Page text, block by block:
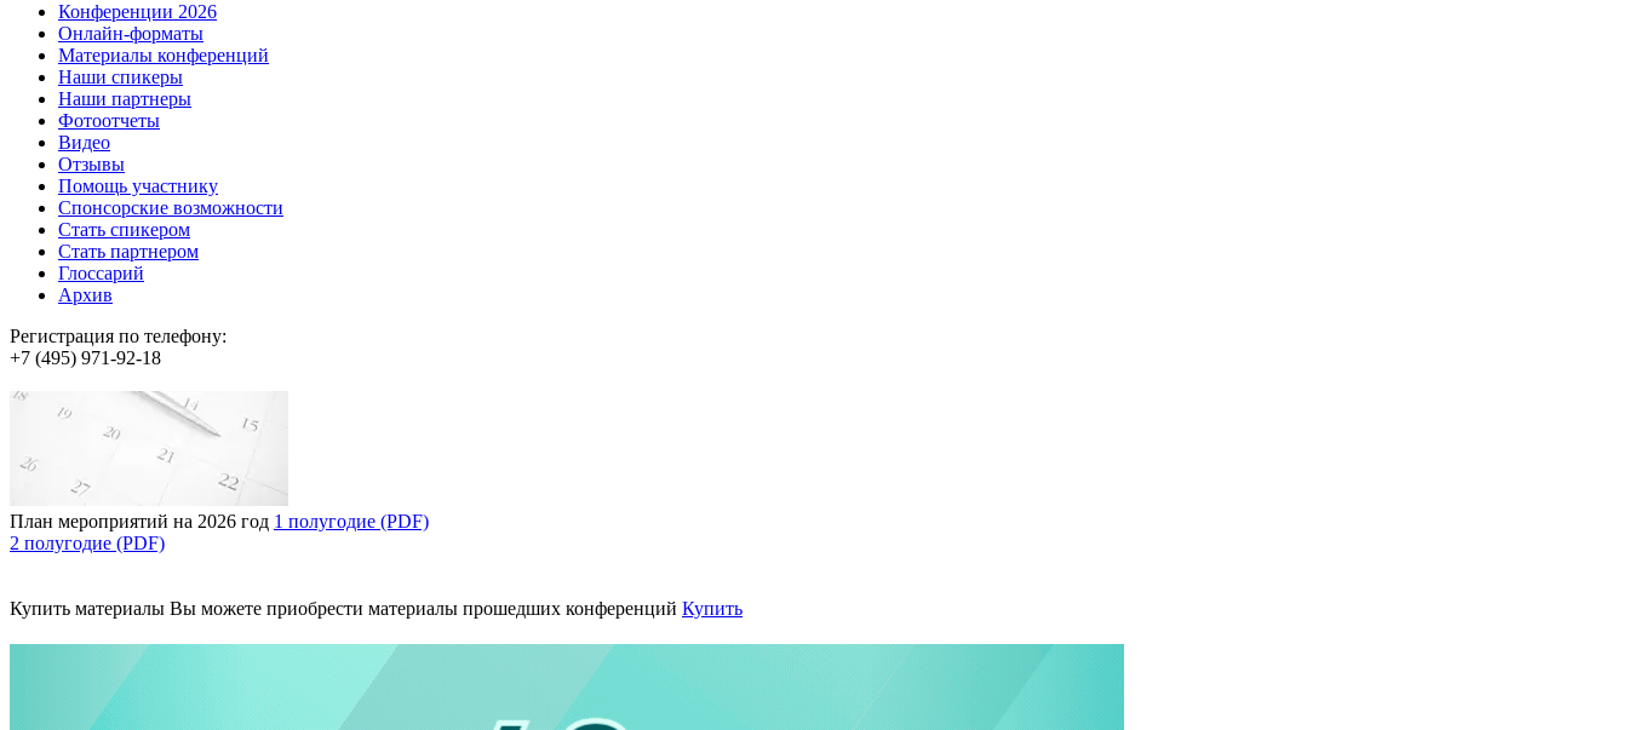
Конференции 2026
Онлайн-форматы
Материалы конференций
Наши спикеры
Наши партнеры
Фотоотчеты
Видео
Отзывы
Помощь участнику
Спонсорские возможности
Стать спикером
Стать партнером
Глоссарий
Архив
Регистрация по телефону:
+7 (495) 971-92-18
План мероприятий на 2026 год 1 полугодие (PDF)
2 полугодие (PDF)
Купить материалы Вы можете приобрести материалы прошедших конференций Купить